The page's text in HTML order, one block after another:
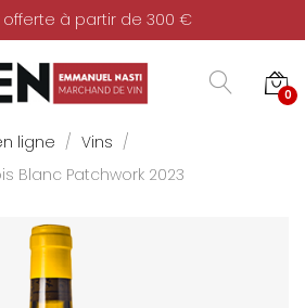
offerte à partir de 300 €
0
ligne
Vins
Blanc Patchwork 2023